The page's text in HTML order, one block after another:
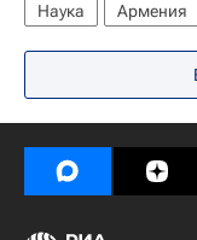
Наука Армения